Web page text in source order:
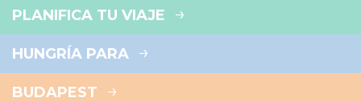
PLANIFICA TU VIAJE
HUNGRÍA PARA
BUDAPEST